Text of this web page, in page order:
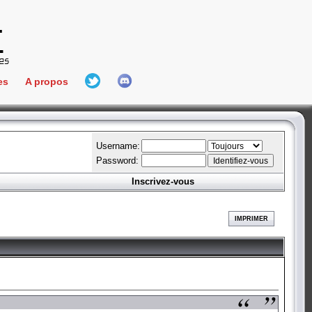
Connect
A propos
L'équipe
Hall Of Fame
Username:
Password:
Inscrivez-vous
IMPRIMER